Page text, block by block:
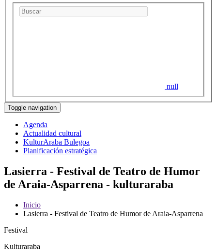
null
Toggle navigation
Agenda
Actualidad cultural
KulturAraba Bulegoa
Planificación estratégica
Lasierra - Festival de Teatro de Humor
de Araia-Asparrena - kulturaraba
Inicio
Lasierra - Festival de Teatro de Humor de Araia-Asparrena
Festival
Kulturaraba